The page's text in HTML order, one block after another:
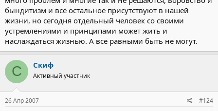
бындитизм и всё остальное присутствуют в нашей
жизни, но сегодня отдельный человек со своими
устремлениями и принципами может жить и
наслаждаться жизнью. А все равными быть не могут.
С Скиф
Активный участник
26 Апр 2007 #124